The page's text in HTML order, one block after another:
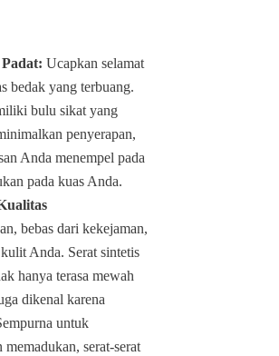
Padat:Ucapkan selamat
bedak yang terbuang.
bulu sikat yang
penyerapan,
Anda menempel pada
pada kuas Anda.
bebas dari kekejaman,
Anda. Serat sintetis
hanya terasa mewah
dikenal karena
untuk
memadukan, serat-serat